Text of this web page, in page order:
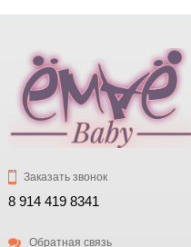
Заказать звонок
8 914 419 8341
Обратная связь